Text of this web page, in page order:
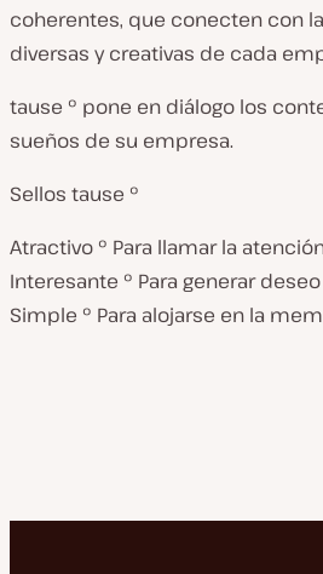
coherentes, que conecten con
diversas y creativas de cada
tause º pone en diálogo los
sueños de su empresa.
Sellos tause º
Atractivo º Para llamar la
Interesante º Para generar
Simple º Para alojarse en la